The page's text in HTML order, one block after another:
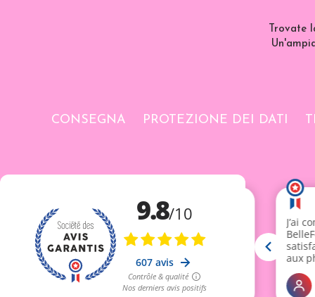
Trovate
CONSEGNA PROTEZIONE DEI DATI